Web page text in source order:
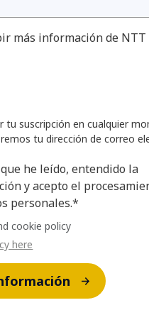
más información de NTT
tu suscripción en cualquier
tu dirección de correo
he leído, entendido la
y acepto el
personales.*
cookie policy
here